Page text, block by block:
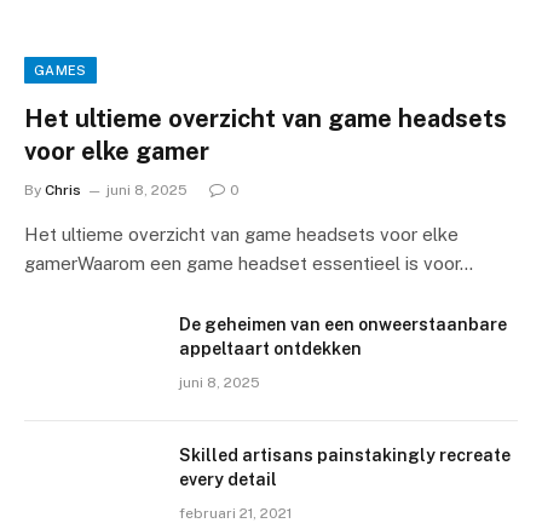
GAMES
Het ultieme overzicht van game headsets
voor elke gamer
By Chris juni 8, 2025 0
Het ultieme overzicht van game headsets voor elke
gamerWaarom een game headset essentieel is voor…
De geheimen van een onweerstaanbare
appeltaart ontdekken
juni 8, 2025
Skilled artisans painstakingly recreate
every detail
februari 21, 2021